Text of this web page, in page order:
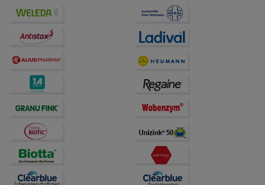
Bitte beachten Sie, dass Daten hierfür teilweise an
Dritte wie z.B. Google oder soziale Medien
übertragen werden.